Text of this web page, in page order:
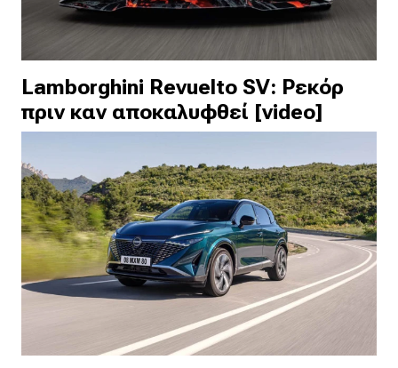
Lamborghini Revuelto SV: Ρεκόρ
πριν καν αποκαλυφθεί [video]